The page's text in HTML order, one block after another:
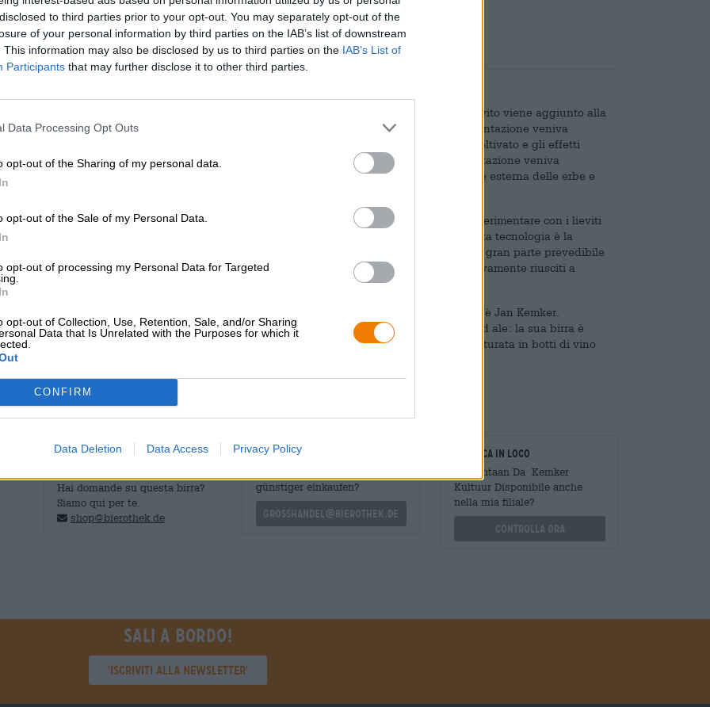
to third parties prior to your opt-out. You may separately opt-out of the
of your personal information by third parties on the IAB’s list of downstream
This information may also be disclosed by us to third parties on the IAB’s List of
Participants that may further disclose it to other third parties.
Data Processing Opt Outs
opt-out of the Sharing of my personal data.
opt-out of the Sale of my Personal Data.
opt-out of processing my Personal Data for Targeted
opt-out of Collection, Use, Retention, Sale, and/or Sharing
Data that Is Unrelated with the Purposes for which it
CONFIRM
Data Deletion Data Access Privacy Policy
* I prezzi sono comprensivi di accisa
Descrizione Informazioni Recensioni(0)
La fermentazione spontanea è una cosa per coraggiosi tra i birrai. Da secoli il lievito viene aggiunto alla
birra convenzionale per avviare la fermentazione controllata. Prima però la fermentazione veniva
effettuata solo con lieviti selvaggi perché non esisteva ancora il lievito di birra coltivato e gli effetti
miracolosi del fungo non erano ancora stati scoperti. Allora il processo di fermentazione veniva
innescato da lieviti selvaggi che si attaccavano alla buccia dei cereali o alla parte esterna delle erbe e
Oggi questo tipo di fermentazione viene riscoperto: sempre più birrifici osano sperimentare con i lieviti
selvaggi e lanciano birre fermentate spontaneamente. La grande sfida con questa tecnologia è la
mancanza di controllo. Con i ceppi di lievito convenzionali, la fermentazione è in gran parte prevedibile
e controllabile; con i lieviti selvaggi non si sa mai veramente quanti siano effettivamente riusciti a
Una persona a cui ovviamente non possono sfuggire argomenti così interessanti è Jan Kemker.
Naturalmente il titolare della Kemker Kultuur ha nella sua gamma anche una wild ale: la sua birra è
stata prodotta con cereali biologici provenienti dal campo vicino al birrificio e maturata in botti di vino
CONSULENZA GRATUITA SULLA
Hai domande su questa birra?
Siamo qui per te.
shop@bierothek.de
commercianti o ristoratori
günstiger einkaufen?
grosshandel@bierothek.de
Verifica in loco
È Spontaan Da Kemker
Kultuur Disponibile anche
nella mia filiale?
Controlla ora
Sali a bordo!
'Iscriviti alla newsletter'